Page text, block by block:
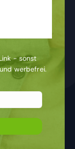
- sonst
werbefrei.